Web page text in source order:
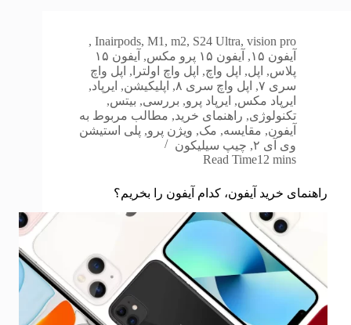
Inairpods, M1 , m2, S24 Ultra, vision pro
,
آیفون ۱۵
, آیفون ۱۵ پرو مکس ,
آیفون ۱۵
پلاس, اپل, اپل واچ, اپل واچ اولترا , اپل واچ
سری ۷
, اپل واچ سری ۸ , اپلیکیشن, ایرپاد,
ایرپاد مکس, ایرپاد پرو, بررسی, بیتس,
تکنولوژی, راهنمای خرید, مطالب مربوط به
آیفون, مقایسه, مک, ویژن پرو, پلی استیشن
وی آی ۲
, چیپ سیلیکون
Read Time12 mins
راهنمای خرید آیفون، کدام آیفون را بخریم؟